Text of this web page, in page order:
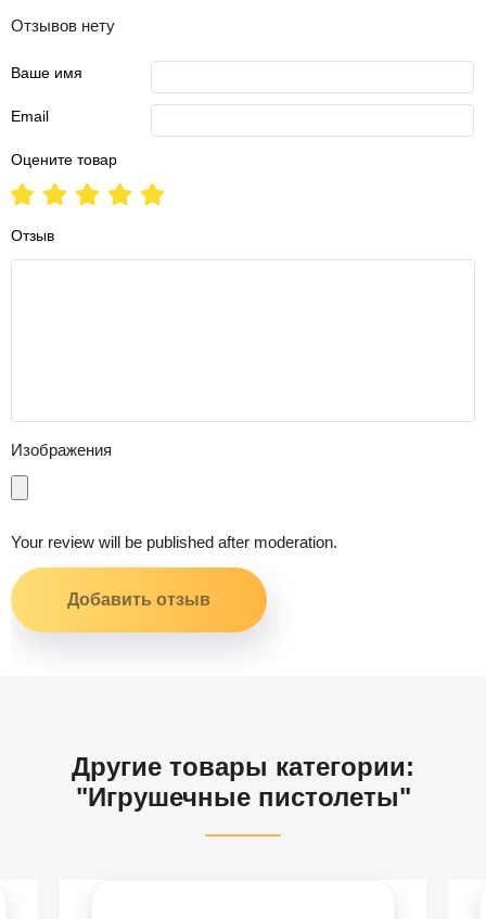
Отзывов нету
Ваше имя
Email
Оцените товар
Отзыв
Изображения
Your review will be published after moderation.
Другие товары категории:
"Игрушечные пистолеты"